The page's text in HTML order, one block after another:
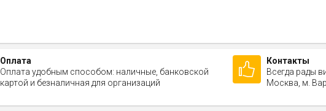
Оплата
Оплата удобным способом: наличные, банковской
картой и безналичная для организаций
Контакты
Всегда рады
Москва, м.